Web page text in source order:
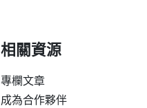
相關資源
專欄文章
成為合作夥伴